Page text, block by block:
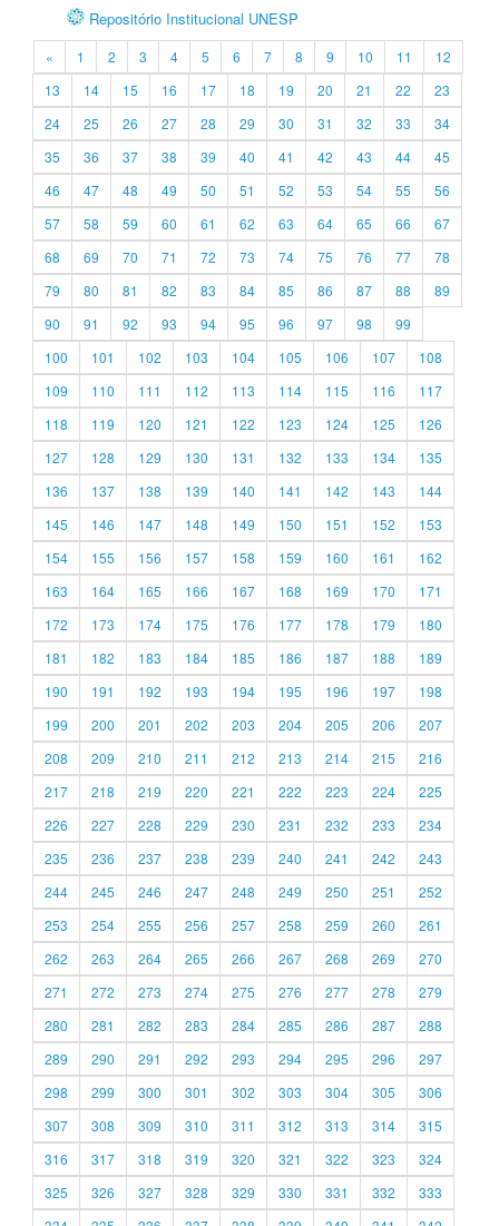
Repositório Institucional UNESP
« 1 2 3 4 5 6 7 8 9 10 11
12
13
14 15 16 17 18 19 20 21 22
23
24
25 26 27 28 29 30 31 32 33
34
35
36 37 38 39 40 41 42 43 44
45
46
47 48 49 50 51 52 53 54 55
56
57
58 59 60 61 62 63 64 65 66
67
68
69 70 71 72 73 74 75 76 77
78
79
80 81 82 83 84 85 86 87 88
89
90
91 92 93 94 95 96 97 98
99
100
101 102 103 104 105 106 107
108
109
110 111 112 113 114 115 116
117
118
119 120 121 122 123 124 125
126
127
128 129 130 131 132 133 134
135
136
137 138 139 140 141 142 143
144
145
146 147 148 149 150 151 152
153
154
155 156 157 158 159 160 161
162
163
164 165 166 167 168 169 170
171
172
173 174 175 176 177 178 179
180
181
182 183 184 185 186 187 188
189
190
191 192 193 194 195 196 197
198
199
200 201 202 203 204 205 206
207
208
209 210 211 212 213 214 215
216
217
218 219 220 221 222 223 224
225
226
227 228 229 230 231 232 233
234
235
236 237 238 239 240 241 242
243
244
245 246 247 248 249 250 251
252
253
254 255 256 257 258 259 260
261
262
263 264 265 266 267 268 269
270
271
272 273 274 275 276 277 278
279
280
281 282 283 284 285 286 287
288
289
290 291 292 293 294 295 296
297
298
299 300 301 302 303 304 305
306
307
308 309 310 311 312 313 314
315
316
317 318 319 320 321 322 323
324
325
326 327 328 329 330 331 332
333